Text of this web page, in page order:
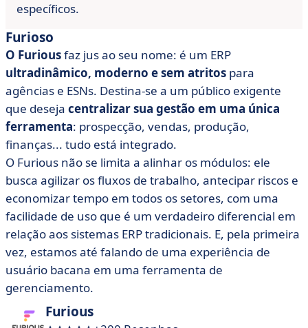
específicos.
Furioso
O Furiousfaz jus ao seu nome: é um ERP
ultradinâmico, moderno e sem atritos para
agências e ESNs. Destina-se a um público exigente
que deseja centralizar sua gestão em uma única
ferramenta: prospecção, vendas, produção,
finanças... tudo está integrado.
O Furious não se limita a alinhar os módulos: ele
busca agilizar os fluxos de trabalho, antecipar riscos e
economizar tempo em todos os setores, com uma
facilidade de uso que é um verdadeiro diferencial em
relação aos sistemas ERP tradicionais. E, pela primeira
vez, estamos até falando de uma experiência de
usuário bacana em uma ferramenta de
gerenciamento.
Furious